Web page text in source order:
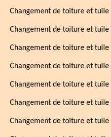
Changement de toiture et tuile
Changement de toiture et tuile
Changement de toiture et tuile
Changement de toiture et
Changement de toiture et tuile
Changement de toiture et tuile
Changement de toiture et tuile